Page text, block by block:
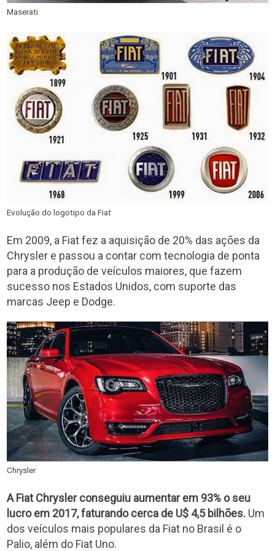
Maserati
Evolução do logotipo da Fiat
Em 2009, a Fiat fez a aquisição de 20% das ações da
Chrysler e passou a contar com tecnologia de ponta
para a produção de veículos maiores, que fazem
sucesso nos Estados Unidos, com suporte das
marcas Jeep e Dodge.
Chrysler
A Fiat Chrysler conseguiu aumentar em 93% o seu
lucro em 2017, faturando cerca de U$ 4,5 bilhões. Um
dos veículos mais populares da Fiat no Brasil é o
Palio, além do Fiat Uno.